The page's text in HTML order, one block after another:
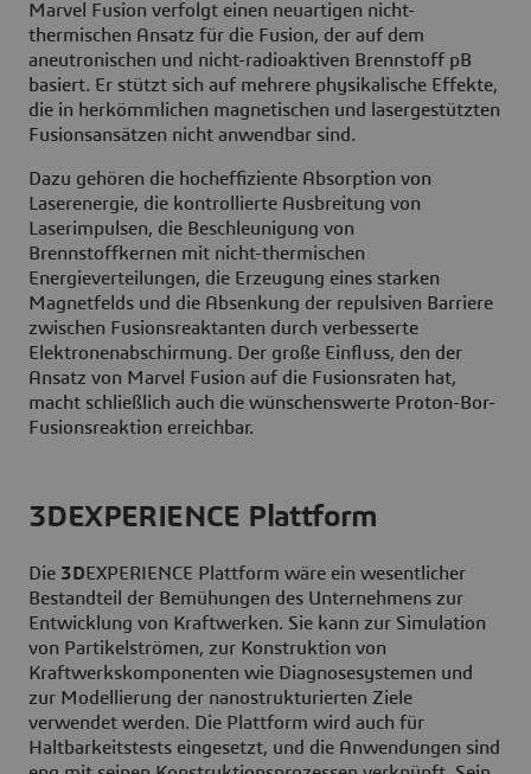
Marvel Fusion verfolgt einen neuartigen nicht-
thermischen Ansatz für die Fusion, der auf dem
aneutronischen und nicht-radioaktiven Brennstoff pB
basiert. Er stützt sich auf mehrere physikalische Effekte,
die in herkömmlichen magnetischen und lasergestützten
Fusionsansätzen nicht anwendbar sind.
Dazu gehören die hocheffiziente Absorption von
Laserenergie, die kontrollierte Ausbreitung von
Laserimpulsen, die Beschleunigung von
Brennstoffkernen mit nicht-thermischen
Energieverteilungen, die Erzeugung eines starken
Magnetfelds und die Absenkung der repulsiven Barriere
zwischen Fusionsreaktanten durch verbesserte
Elektronenabschirmung. Der große Einfluss, den der
Ansatz von Marvel Fusion auf die Fusionsraten hat,
macht schließlich auch die wünschenswerte Proton-Bor-
Fusionsreaktion erreichbar.
3DEXPERIENCE Plattform
Die 3DEXPERIENCE Plattform wäre ein wesentlicher
Bestandteil der Bemühungen des Unternehmens zur
Entwicklung von Kraftwerken. Sie kann zur Simulation
von Partikelströmen, zur Konstruktion von
Kraftwerkskomponenten wie Diagnosesystemen und
zur Modellierung der nanostrukturierten Ziele
verwendet werden. Die Plattform wird auch für
Haltbarkeitstests eingesetzt, und die Anwendungen sind